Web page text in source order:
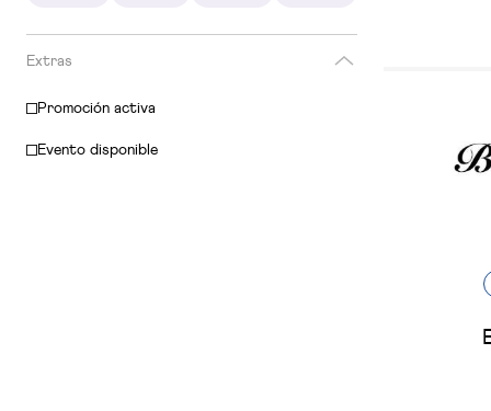
Extras
Promoción activa
Evento disponible